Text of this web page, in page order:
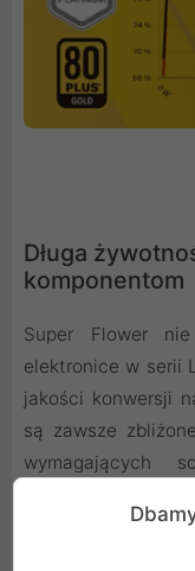
Długa
komponentom
Super Flower
elektronice w serii
jakości konwersji
są zawsze
wymagających
komponenty
jakością: